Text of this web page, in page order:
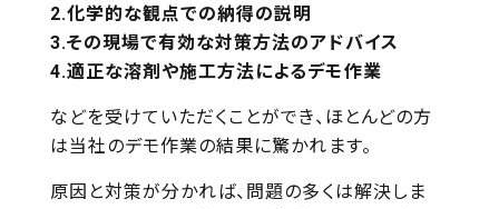
化学的な観点での納得の説明
その現場で有効な対策方法のアドバイス
適正な溶剤や施工方法によるデモ作業
などを受けていただくことができ、ほとんどの方
は当社のデモ作業の結果に驚かれます。
原因と対策が分かれば、問題の多くは解決しま